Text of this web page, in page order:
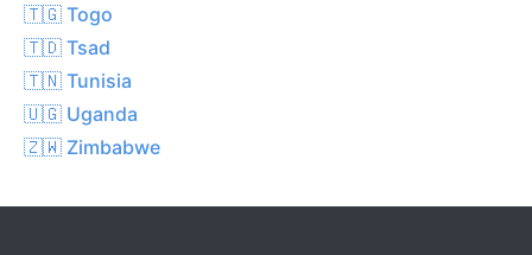
🇹🇬 Togo
🇹🇩 Tsad
🇹🇳 Tunisia
🇺🇬 Uganda
🇿🇼 Zimbabwe